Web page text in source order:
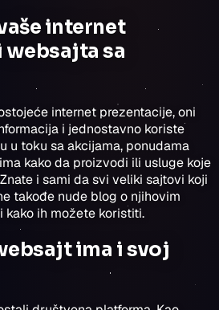
internet
sa
internet prezentacije, oni
i jednostavno koriste
u toku sa akcijama, ponudama
kako da proizvodi ili usluge koje
i sami da svi veliki sajtovi koji
takođe nude blog o njihovim
ih možete koristiti.
ima i svoj